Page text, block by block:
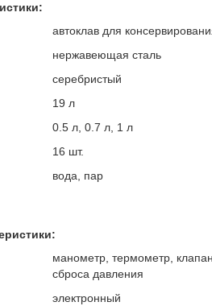
автоклав для
нержавеющая сталь
серебристый
19 л
0.5 л, 0.7 л, 1 л
16 шт.
вода, пар
манометр, термометр,
сброса давления
электронный